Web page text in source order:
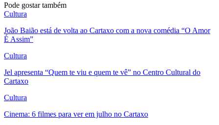
Pode gostar também
Cultura
João Baião está de volta ao Cartaxo com a nova comédia “O Amor
É Assim”
Cultura
Jel apresenta “Quem te viu e quem te vê” no Centro Cultural do
Cartaxo
Cultura
Cinema: 6 filmes para ver em julho no Cartaxo